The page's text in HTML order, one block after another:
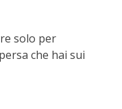
solo per
che hai sui